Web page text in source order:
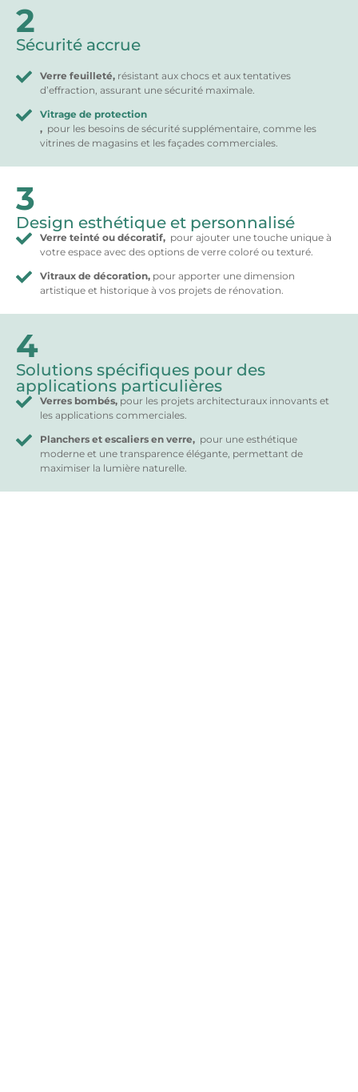
2
Sécurité accrue
Verre feuilleté, résistant aux chocs et aux tentatives
d’effraction, assurant une sécurité maximale.
Vitrage de protection
, pour les besoins de sécurité supplémentaire, comme les
vitrines de magasins et les façades commerciales.
3
Design esthétique et personnalisé
Verre teinté ou décoratif, pour ajouter une touche unique à
votre espace avec des options de verre coloré ou texturé.
Vitraux de décoration, pour apporter une dimension
artistique et historique à vos projets de rénovation.
4
Solutions spécifiques pour des
applications particulières
Verres bombés, pour les projets architecturaux innovants et
les applications commerciales.
Planchers et escaliers en verre, pour une esthétique
moderne et une transparence élégante, permettant de
maximiser la lumière naturelle.